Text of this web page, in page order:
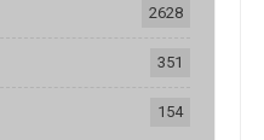
2628
351
154